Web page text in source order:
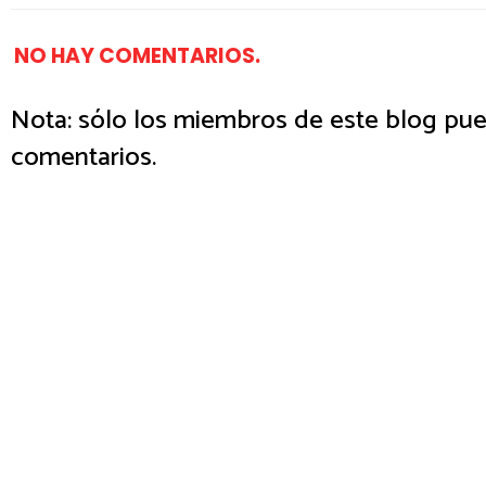
NO HAY COMENTARIOS.
Nota: sólo los miembros de este blog
comentarios.